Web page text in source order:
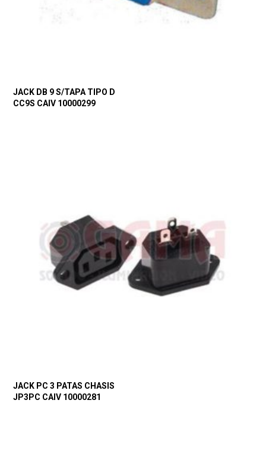
JACK DB 9 S/TAPA TIPO D
CC9S CAIV 10000299
JACK PC 3 PATAS CHASIS
JP3PC CAIV 10000281